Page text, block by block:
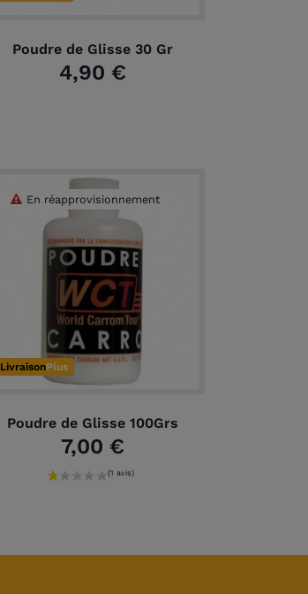
Poudre de Glisse 30 Gr
4,90 €
LivraisonPlus
Poudre de Glisse 100Grs
7,00 €
En réapprovisionnement